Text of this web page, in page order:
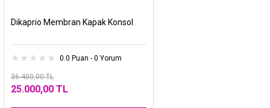
Dikaprio Membran Kapak Konsol
0.0 Puan - 0 Yorum
36.400,00 TL
25.000,00 TL